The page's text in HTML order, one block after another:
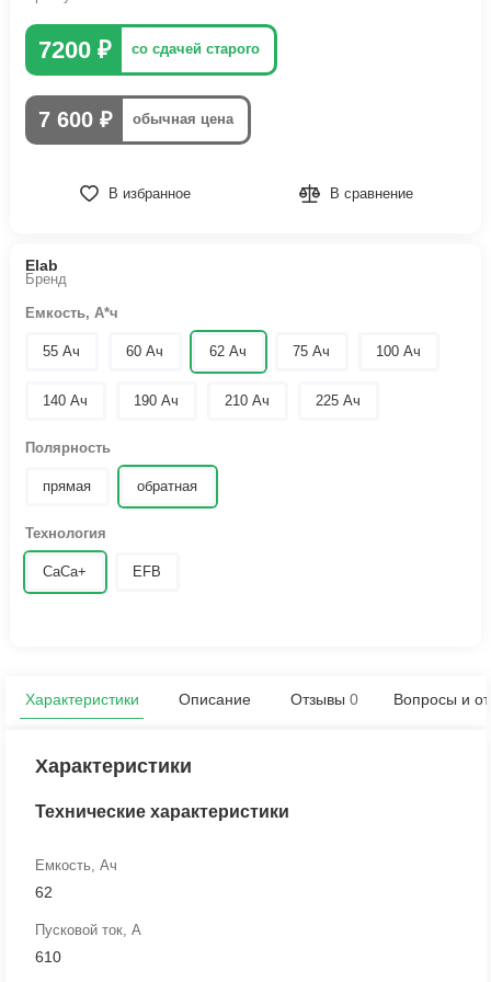
Elab
Бренд
Емкость, А*ч
55 Ач 60 Ач 62 Ач 75 Ач 100 Ач
140 Ач 190 Ач 210 Ач 225 Ач
Полярность
прямая обратная
Технология
CaCa+ EFB
7200 ₽ со сдачей старого
7 600 ₽ обычная цена
В избранное В сравнение
Характеристики Описание Отзывы 0 Вопросы и
Характеристики
Технические характеристики
Емкость, Ач
62
Пусковой ток, А
610